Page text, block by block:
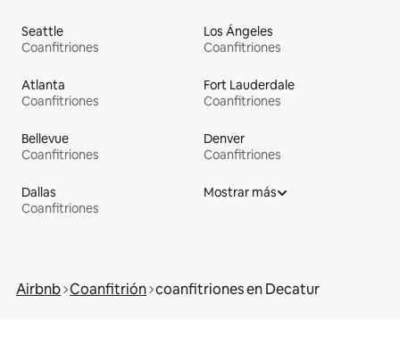
Seattle
Coanfitriones
Los Ángeles
Coanfitriones
Atlanta
Coanfitriones
Fort Lauderdale
Coanfitriones
Bellevue
Coanfitriones
Denver
Coanfitriones
Dallas
Coanfitriones
Mostrar más
Airbnb Coanfitrión coanfitriones en Decatur